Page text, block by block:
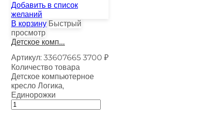
Добавить в список
желаний
В корзину Быстрый
просмотр
Детское комп...
Артикул: 33607665 3700 ₽
Количество товара
Детское компьютерное
кресло Логика,
Единорожки